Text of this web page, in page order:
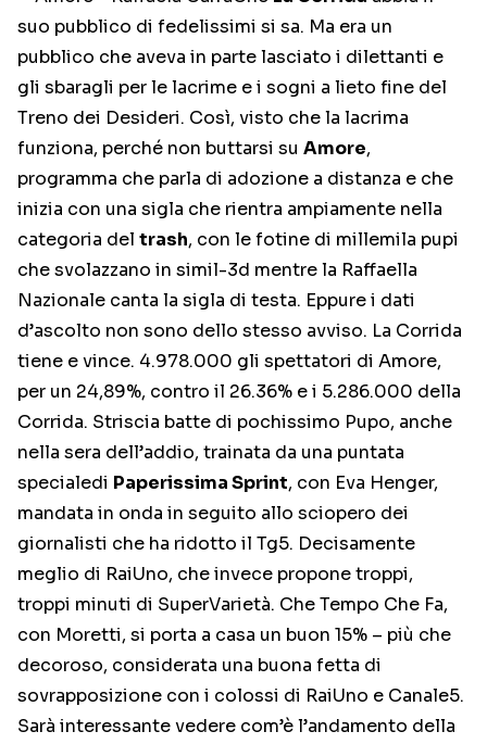
suo pubblico di fedelissimi si sa. Ma era un
pubblico che aveva in parte lasciato i dilettanti e
gli sbaragli per le lacrime e i sogni a lieto fine del
Treno dei Desideri. Così, visto che la lacrima
funziona, perché non buttarsi su Amore,
programma che parla di adozione a distanza e che
inizia con una sigla che rientra ampiamente nella
categoria del trash, con le fotine di millemila pupi
che svolazzano in simil-3d mentre la Raffaella
Nazionale canta la sigla di testa. Eppure i dati
d’ascolto non sono dello stesso avviso. La Corrida
tiene e vince. 4.978.000 gli spettatori di Amore,
per un 24,89%, contro il 26.36% e i 5.286.000 della
Corrida. Striscia batte di pochissimo Pupo, anche
nella sera dell’addio, trainata da una puntata
specialedi Paperissima Sprint, con Eva Henger,
mandata in onda in seguito allo sciopero dei
giornalisti che ha ridotto il Tg5. Decisamente
meglio di RaiUno, che invece propone troppi,
troppi minuti di SuperVarietà. Che Tempo Che Fa,
con Moretti, si porta a casa un buon 15% – più che
decoroso, considerata una buona fetta di
sovrapposizione con i colossi di RaiUno e Canale5.
Sarà interessante vedere com’è l’andamento della